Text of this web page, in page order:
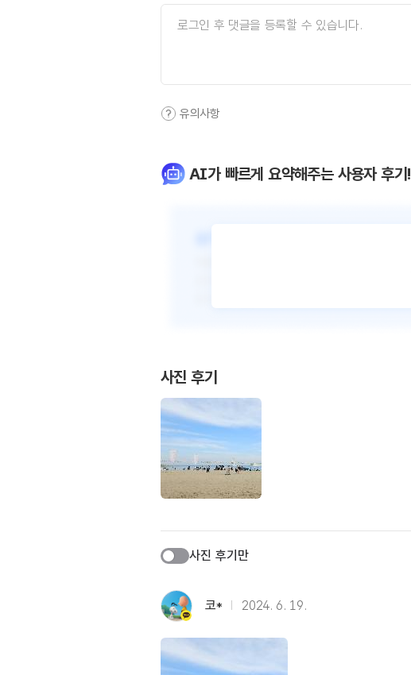
유의사항
AI가 빠르게 요약해주는 사용자 후기!
사진 후기
사진 후기만
코* 2024. 6. 19.